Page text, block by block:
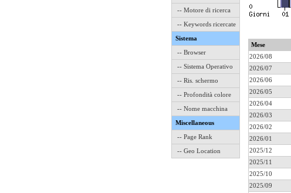
-- Motore di ricerca
-- Keywords ricercate
Sistema
-- Browser
-- Sistema Operativo
-- Ris. schermo
-- Profondità colore
-- Nome macchina
Miscellaneous
-- Page Rank
-- Geo Location
Mese
2026/08
2026/07
2026/06
2026/05
2026/04
2026/03
2026/02
2026/01
2025/12
2025/11
2025/10
2025/09